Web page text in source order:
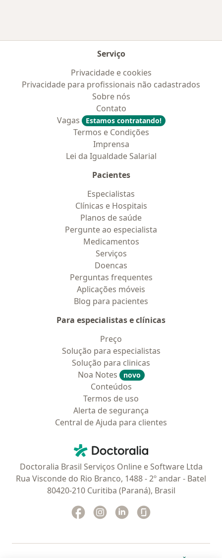
Serviço
Privacidade e cookies
Privacidade para profissionais não cadastrados
Sobre nós
Contato
Vagas
Estamos contratando!
Termos e Condições
Imprensa
Lei da Igualdade Salarial
Pacientes
Especialistas
Clínicas e Hospitais
Planos de saúde
Pergunte ao especialista
Medicamentos
Serviços
Doencas
Perguntas frequentes
Aplicações móveis
Blog para pacientes
Para especialistas e clínicas
Preço
Solução para especialistas
Solução para clinicas
Noa Notes
novo
Conteúdos
Termos de uso
Alerta de segurança
Central de Ajuda para clientes
Doctoralia - Homepage
Doctoralia Brasil Serviços Online e Software Ltda
Rua Visconde do Rio Branco, 1488 - 2º andar - Batel
80420-210 Curitiba (Paraná), Brasil
Facebook
abre num novo separador
Instagram
abre num novo separador
Linkedin
abre num novo